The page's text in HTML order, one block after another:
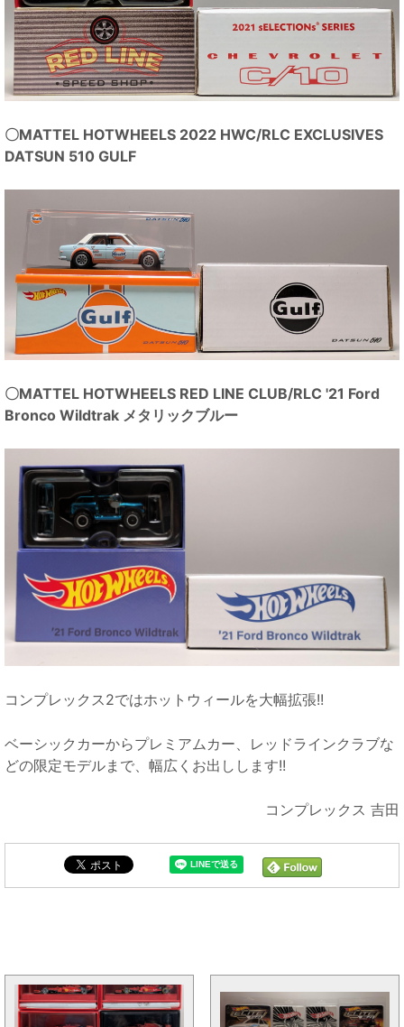
〇MATTEL HOTWHEELS 2022 HWC/RLC EXCLUSIVES
DATSUN 510 GULF
〇MATTEL HOTWHEELS RED LINE CLUB/RLC '21 Ford
Bronco Wildtrak メタリックブルー
コンプレックス2ではホットウィールを大幅拡張!!
ベーシックカーからプレミアムカー、レッドラインクラブな
どの限定モデルまで、幅広くお出しします!!
コンプレックス 吉田